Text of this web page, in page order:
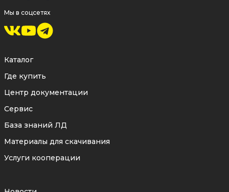
Мы в соцсетях
Каталог
Где купить
Центр документации
Сервис
База знаний ЛД
Материалы для скачивания
Услуги кооперации